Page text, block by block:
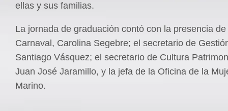
ellas y sus familias.
La jornada de graduación contó con la presencia
Carnaval, Carolina Segebre; el secretario de
Santiago Vásquez; el secretario de Cultura
Juan José Jaramillo, y la jefa de la Oficina de la
Marino.